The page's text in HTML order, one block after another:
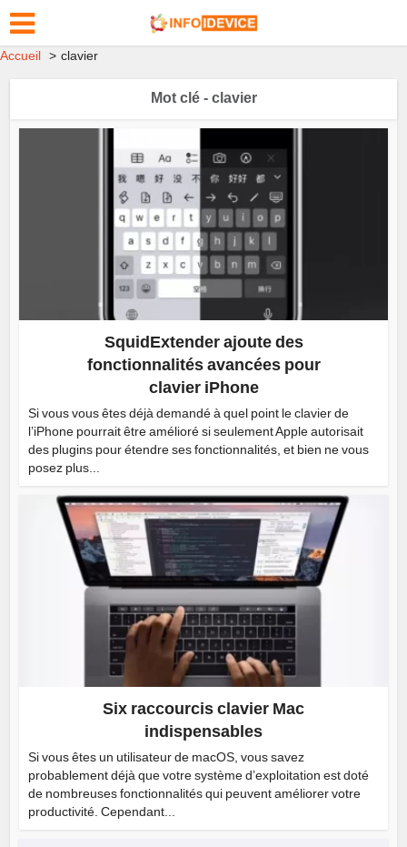
Accueil clavier
Mot clé - clavier
SquidExtender ajoute des
fonctionnalités avancées pour
clavier iPhone
Si vous vous êtes déjà demandé à quel point le clavier de
l’iPhone pourrait être amélioré si seulement Apple autorisait
des plugins pour étendre ses fonctionnalités, et bien ne vous
posez plus...
Six raccourcis clavier Mac
indispensables
Si vous êtes un utilisateur de macOS, vous savez
probablement déjà que votre système d’exploitation est doté
de nombreuses fonctionnalités qui peuvent améliorer votre
productivité. Cependant...